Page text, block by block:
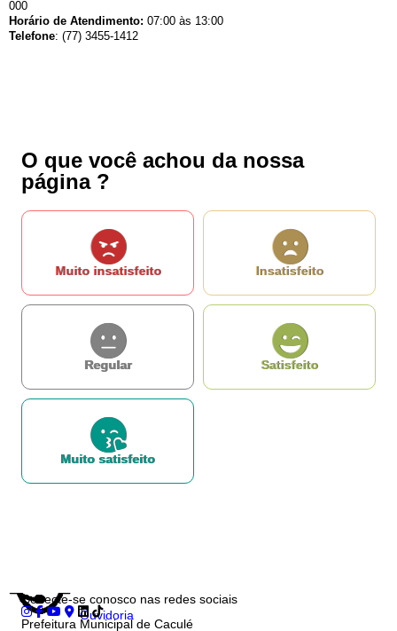
Áudios
Fale conosco
Assunto*
Ao iniciar um contato, você concorda com a Política de privacidade
...Ou se preferir
(77) 3455-1412
E-mail
Ou seja atendido presencialmente
Segunda a sexta-feira, das 07h ás 13h.
Rua Rui Barbosa, 26 - Centro - Caculé - Ba
Outros meios de contato
Ouvidoria
000
Horário de Atendimento: 07:00 às 13:00
Telefone: (77) 3455-1412
O que você achou da nossa
página ?
Muito insatisfeito Insatisfeito
Regular Satisfeito
Muito satisfeito
Conecte-se conosco nas redes sociais
Prefeitura Municipal de Caculé